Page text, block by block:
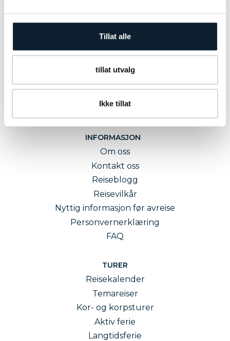
Tillat alle
tillat utvalg
Ikke tillat
INFORMASJON
Om oss
Kontakt oss
Reiseblogg
Reisevilkår
Nyttig informasjon før avreise
Personvernerklæring
FAQ
TURER
Reisekalender
Temareiser
Kor- og korpsturer
Aktiv ferie
Langtidsferie